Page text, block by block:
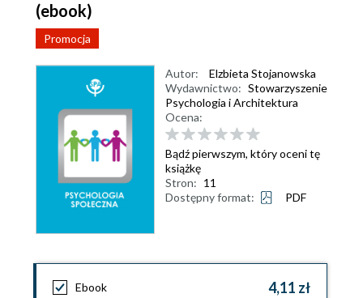
(ebook)
Promocja
Autor:
Elzbieta Stojanowska
Wydawnictwo: Stowarzyszenie
Psychologia i Architektura
Ocena:
Bądź pierwszym, który oceni tę
książkę
Stron: 11
Dostępny format:
PDF
Ebook 4,11 zł